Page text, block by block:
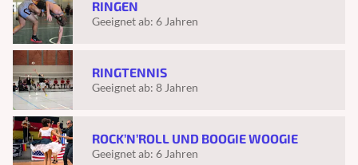
RINGEN
Geeignet ab: 6 Jahren
RINGTENNIS
Geeignet ab: 8 Jahren
ROCK’N’ROLL UND BOOGIE WOOGIE
Geeignet ab: 6 Jahren